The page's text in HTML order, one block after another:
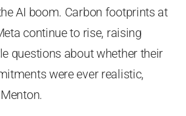
AI boom. Carbon footprints at
continue to rise, raising
questions about whether their
were ever realistic,